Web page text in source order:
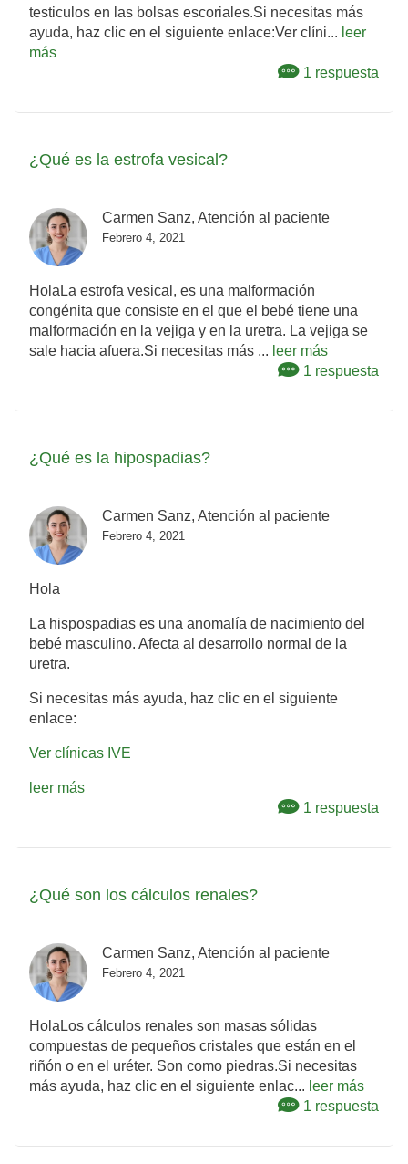
testiculos en las bolsas escoriales.Si necesitas más
ayuda, haz clic en el siguiente enlace:Ver clíni... leer
más
1 respuesta
¿Qué es la estrofa vesical?
Carmen Sanz, Atención al paciente
Febrero 4, 2021
HolaLa estrofa vesical, es una malformación
congénita que consiste en el que el bebé tiene una
malformación en la vejiga y en la uretra. La vejiga se
sale hacia afuera.Si necesitas más ... leer más
1 respuesta
¿Qué es la hipospadias?
Carmen Sanz, Atención al paciente
Febrero 4, 2021
Hola
La hispospadias es una anomalía de nacimiento del
bebé masculino. Afecta al desarrollo normal de la
uretra.
Si necesitas más ayuda, haz clic en el siguiente
enlace:
Ver clínicas IVE
leer más
1 respuesta
¿Qué son los cálculos renales?
Carmen Sanz, Atención al paciente
Febrero 4, 2021
HolaLos cálculos renales son masas sólidas
compuestas de pequeños cristales que están en el
riñón o en el uréter. Son como piedras.Si necesitas
más ayuda, haz clic en el siguiente enlac... leer más
1 respuesta